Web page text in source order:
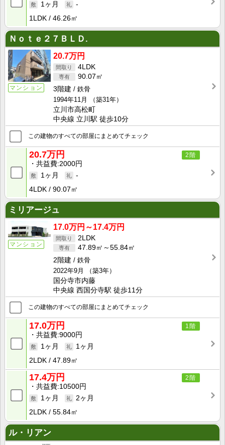
1ヶ月
-
1LDK
46.26㎡
Ｎｏｔｅ２７ＢＬＤ.
マンション
20.7万円
4LDK
90.07㎡
3階建
鉄骨
1994年11月
（築31年）
立川市高松町
中央線 立川駅 徒歩10分
この建物のすべての部屋にまとめてチェック
2階
20.7万円
共益費 2000円
1ヶ月
-
4LDK
90.07㎡
ミリアージュ
マンション
17.0万円～17.4万円
2LDK
47.89㎡～55.84㎡
2階建
鉄骨
2022年9月
（築3年）
国分寺市内藤
中央線 西国分寺駅 徒歩11分
この建物のすべての部屋にまとめてチェック
1階
17.0万円
共益費 9000円
1ヶ月
1ヶ月
2LDK
47.89㎡
2階
17.4万円
共益費 10500円
1ヶ月
2ヶ月
2LDK
55.84㎡
ル・リアン